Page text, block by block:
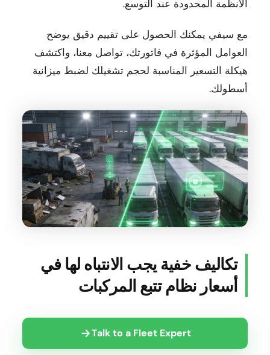
الأنظمة المحدودة عند التوسع.
مع سيفي يمكنك الحصول على تقييم دقيق يوضح
العوامل المؤثرة في فاتورتك، تواصل معنا، واكتشف
هيكلة التسعير المناسبة لحجم تشغيلك لضبط ميزانية
أسطولك.
تكاليف خفية يجب الانتباه لها في
أسعار نظام تتبع المركبات
Talk to a Fleet Expert